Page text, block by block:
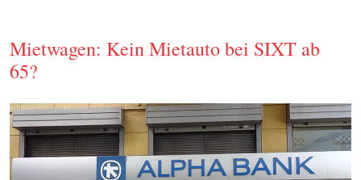
Mietwagen: Kein Mietauto bei SIXT ab
65?